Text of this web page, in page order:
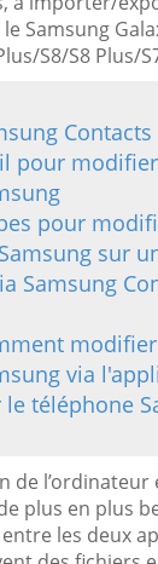
Samsung
S8/S8 Plus/
pour
pour
sur
Samsung
via
le téléphone
de
plus en plus
les deux